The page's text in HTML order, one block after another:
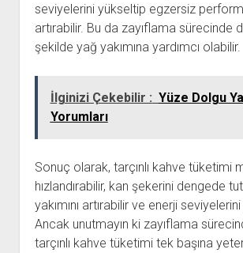
seviyelerini yükseltip egzersiz
artırabilir. Bu da zayıflama sürecinde
şekilde yağ yakımına yardımcı olabilir.
İlginizi Çekebilir : Yüze Dolgu
Yorumları
Sonuç olarak, tarçınlı kahve tüketimi
hızlandırabilir, kan şekerini dengede
yakımını artırabilir ve enerji
Ancak unutmayın ki zayıflama
tarçınlı kahve tüketimi tek başına